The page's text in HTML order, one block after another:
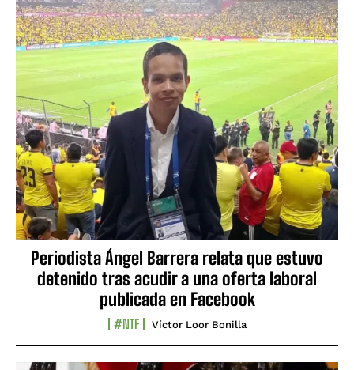
Periodista Ángel Barrera relata que estuvo
detenido tras acudir a una oferta laboral
publicada en Facebook
#NTF Víctor Loor Bonilla